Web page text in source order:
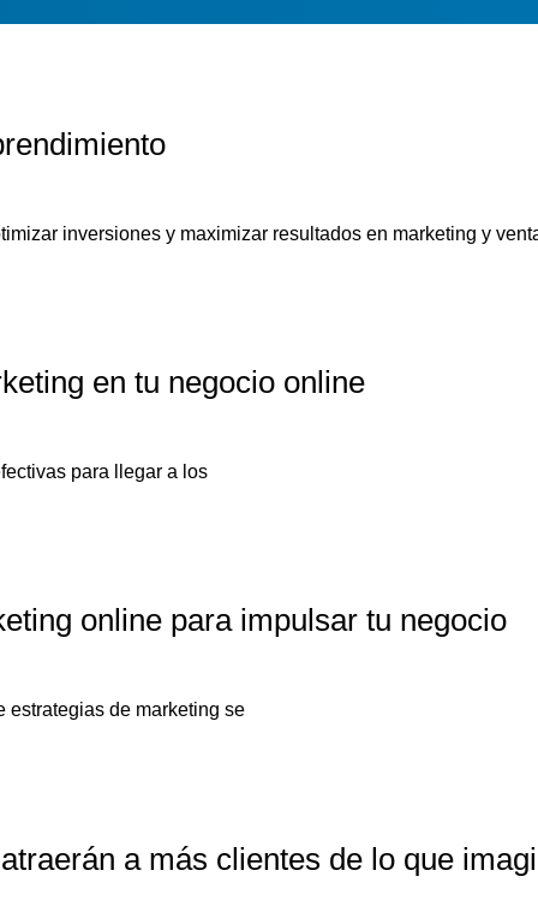
inversiones y maximizar resultados en marketing y
en tu negocio online
para llegar a los
online para impulsar tu negocio
estrategias de marketing se
a más clientes de lo que